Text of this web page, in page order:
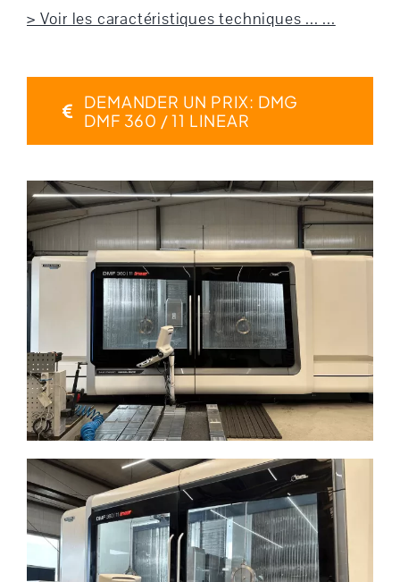
> Voir les caractéristiques techniques ... ...
DEMANDER UN PRIX: DMG
DMF 360 / 11 LINEAR